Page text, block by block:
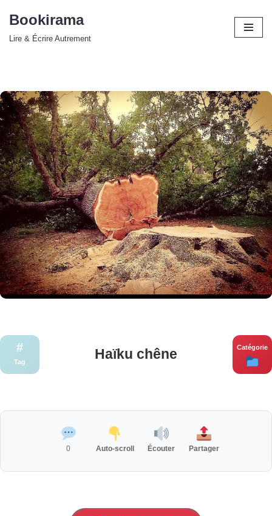
Bookirama
Lire & Écrire Autrement
#
Tag Haïku chêne Catégorie
0 Auto-scroll Écouter Partager